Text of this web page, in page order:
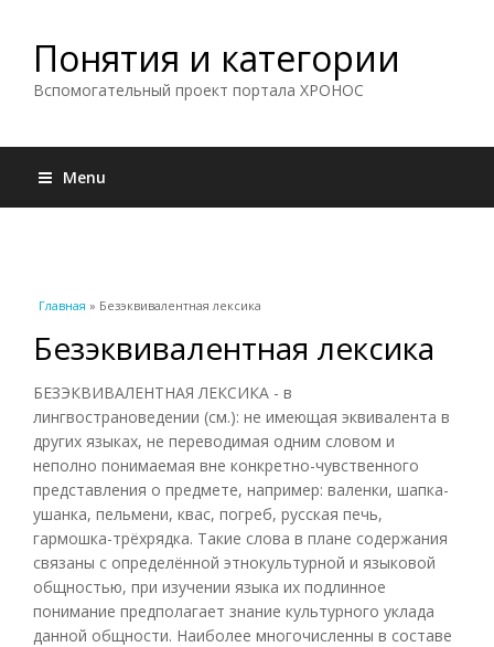
Понятия и категории
Вспомогательный проект портала ХРОНОС
Menu
Вы здесь
Главная » Безэквивалентная лексика
Безэквивалентная лексика
БЕЗЭКВИВАЛЕНТНАЯ ЛЕКСИКА - в
лингвострановедении (см.): не имеющая эквивалента в
других языках, не переводимая одним словом и
неполно понимаемая вне конкретно-чувственного
представления о предмете, например: валенки, шапка-
ушанка, пельмени, квас, погреб, русская печь,
гармошка-трёхрядка. Такие слова в плане содержания
связаны с определённой этнокультурной и языковой
общностью, при изучении языка их подлинное
понимание предполагает знание культурного уклада
данной общности. Наиболее многочисленны в составе